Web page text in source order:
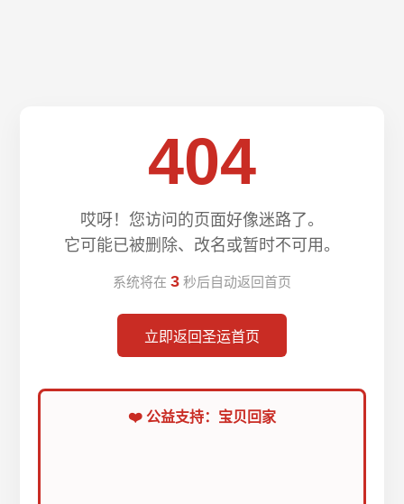
404
哎呀！您访问的页面好像迷路了。
它可能已被删除、改名或暂时不可用。
系统将在 3 秒后自动返回首页
立即返回圣运首页
❤️ 公益支持：宝贝回家